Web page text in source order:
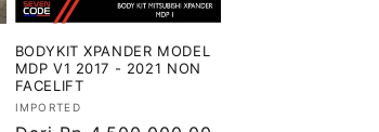
BODYKIT XPANDER MODEL
MDP V1 2017 - 2021 NON
FACELIFT
Vendor:
IMPORTED